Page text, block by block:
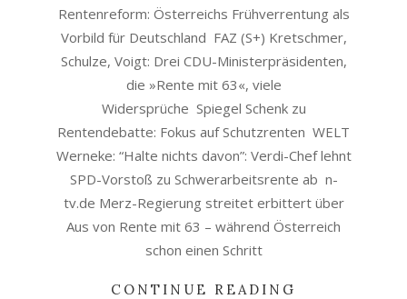
Rentenreform: Österreichs Frühverrentung als
Vorbild für Deutschland FAZ (S+) Kretschmer,
Schulze, Voigt: Drei CDU-Ministerpräsidenten,
die »Rente mit 63«, viele
Widersprüche Spiegel Schenk zu
Rentendebatte: Fokus auf Schutzrenten WELT
Werneke: “Halte nichts davon”: Verdi-Chef lehnt
SPD-Vorstoß zu Schwerarbeitsrente ab n-
tv.de Merz-Regierung streitet erbittert über
Aus von Rente mit 63 – während Österreich
schon einen Schritt
CONTINUE READING